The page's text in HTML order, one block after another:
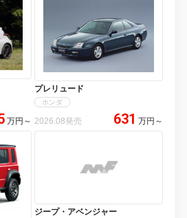
万円 ～
プレリュード
ホンダ
2026.08発売 631 万円 ～
ジープ・アベンジャー